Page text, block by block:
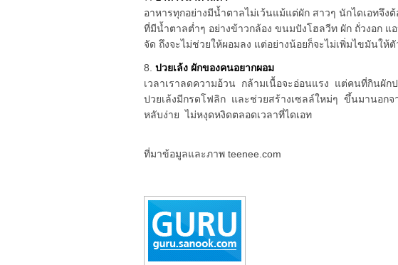
อาหารทุกอย่างมีน้ำตาลไม่เว้นแม้แต่ผัก สาวๆ นักไดเอทจึง
ที่มีน้ำตาลต่ำๆ อย่างข้าวกล้อง ขนมปังโฮลวีท ผัก ถั่วงอก แ
จัด ถึงจะไม่ช่วยให้ผอมลง แต่อย่างน้อยก็จะไม่เพิ่มไขมันให้ตั
8. ปวยเล้ง ผักของคนอยากผอม
เวลาเราลดความอ้วน กล้ามเนื้อจะอ่อนแรง แต่คนที่กินผัก
ปวยเล้งมีกรดโฟลิก และช่วยสร้างเซลล์ใหม่ๆ ขึ้นมานอกจ
หลับง่าย ไม่หงุดหงิดตลอดเวลาที่ไดเอท
ที่มาข้อมูลและภาพ teenee.com